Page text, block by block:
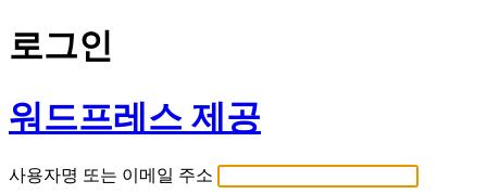
로그인
워드프레스 제공
사용자명 또는 이메일 주소